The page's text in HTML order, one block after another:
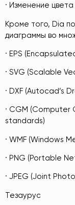
· Изменение
Кроме того, Dia
диаграммы во
· EPS
· SVG (Scalable
· DXF (Autocad’s
· CGM
standards)
· WMF (Windows
· PNG (Portable
· JPEG (Joint
Тезаурус